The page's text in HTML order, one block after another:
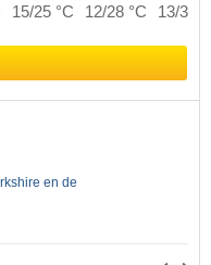
15/25 °C 12/28 °C 13/32
en de